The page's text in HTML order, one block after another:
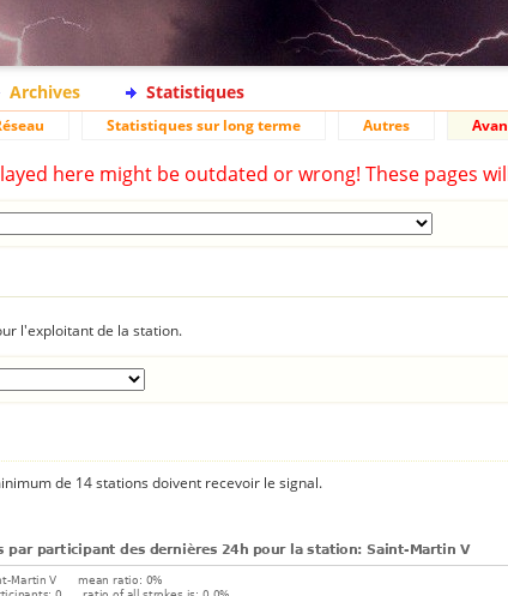
Archives Statistiques
Statistiques sur long terme Autres
here might be outdated or wrong! These pages
l'exploitant de la station.
de 14 stations doivent recevoir le signal.